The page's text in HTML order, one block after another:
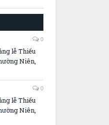
0
lễ Thiếu
Niên,
0
lễ Thiếu
Niên,